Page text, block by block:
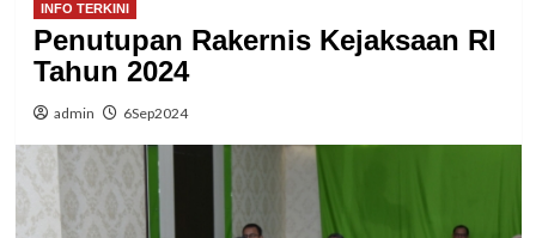
INFO TERKINI
Penutupan Rakernis Kejaksaan RI
Tahun 2024
admin 6Sep2024